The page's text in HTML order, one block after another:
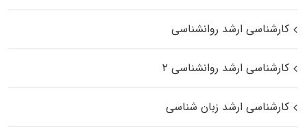
کارشناسی ارشد روانشناسی
کارشناسی ارشد روانشناسی ۲
کارشناسی ارشد زبان شناسی